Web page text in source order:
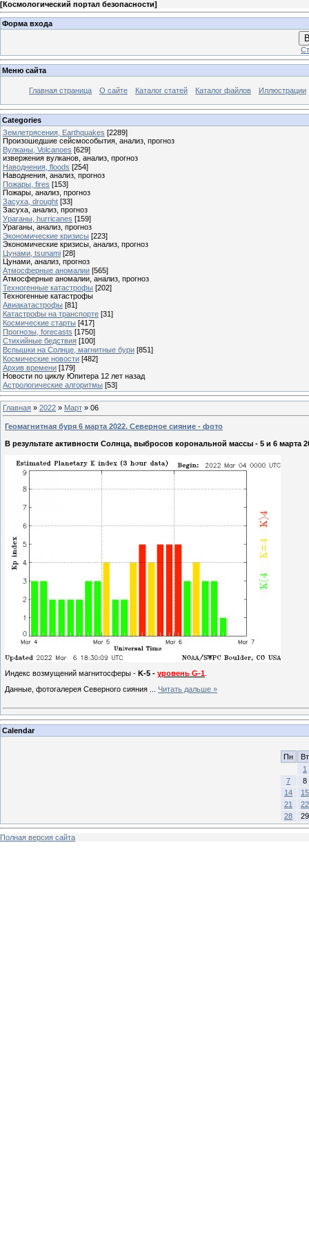
[Космологический портал безопасности]
Форма входа
Меню сайта
Главная страница О сайте Каталог статей Каталог файлов Иллюстрации
Categories
Землетрясения, Earthquakes [2289]
Произошедшие сейсмособытия, анализ, прогноз
Вулканы, Volcanoes [629]
извержения вулканов, анализ, прогноз
Наводнения, floods [254]
Наводнения, анализ, прогноз
Пожары, fires [153]
Пожары, анализ, прогноз
Засуха, drought [33]
Засуха, анализ, прогноз
Ураганы, hurricanes [159]
Ураганы, анализ, прогноз
Экономические кризисы [223]
Экономические кризисы, анализ, прогноз
Цунами, tsunami [28]
Цунами, анализ, прогноз
Атмосферные аномалии [565]
Атмосферные аномалии, анализ, прогноз
Техногенные катастрофы [202]
Техногенные катастрофы
Авиакатастрофы [81]
Катастрофы на транспорте [31]
Космические старты [417]
Прогнозы, forecasts [1750]
Стихийные бедствия [100]
Вспышки на Солнце, магнитные бури [851]
Космические новости [482]
Архив времени [179]
Новости по циклу Юпитера 12 лет назад
Астрологические алгоритмы [53]
Главная » 2022 » Март » 06
Геомагнитная буря 6 марта 2022. Северное сияние - фото
В результате активности Солнца, выбросов корональной массы - 5 и 6 марта
Индекс возмущений магнитосферы - K-5 - уровень G-1
Данные, фотогалерея Cеверного сияния
Читать дальше »
Calendar
Пн
Вт
1
7
8
14
15
21
22
28
29
Полная версия сайта